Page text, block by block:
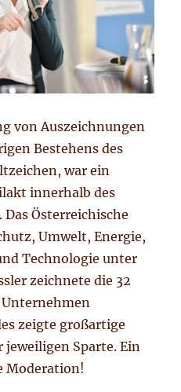
von Auszeichnungen
Bestehens des
war ein
innerhalb des
Österreichische
Umwelt, Energie,
Technologie unter
zeichnete die 32
zeigte großartige
Sparte. Ein
Moderation!